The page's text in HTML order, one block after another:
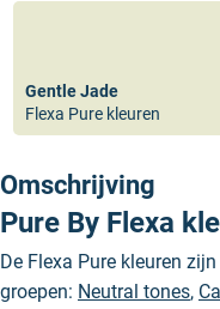
Gentle Jade
Flexa Pure kleuren
Omschrijving
Pure By Flexa
De Flexa Pure kleuren
groepen: Neutral tones,